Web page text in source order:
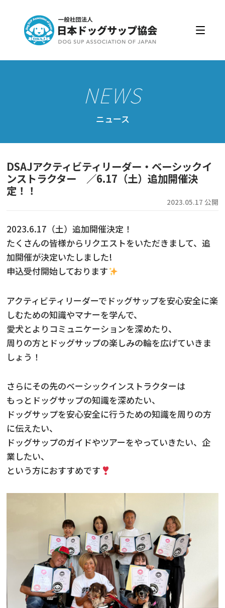
入会・更新
公認スクール・インストラクター
資格取得・協会規約
会員ページ
ニュース
フォト＆ムービー
ニュース
DSAJアクティビティリーダー・ベーシックイ
ンストラクター ／6.17（土）追加開催決
定！！
2023.05.17 公開
2023.6.17（土）追加開催決定！
たくさんの皆様からリクエストをいただきまして、追
加開催が決定いたしました!
申込受付開始しております
アクティビティリーダーでドッグサップを安心安全に楽
しむための知識やマナーを学んで、
愛犬とよりコミュニケーションを深めたり、
周りの方とドッグサップの楽しみの輪を広げていきま
しょう！
さらにその先のベーシックインストラクターは
もっとドッグサップの知識を深めたい、
ドッグサップを安心安全に行うための知識を周りの方
に伝えたい、
ドッグサップのガイドやツアーをやっていきたい、企
業したい、
という方におすすめです